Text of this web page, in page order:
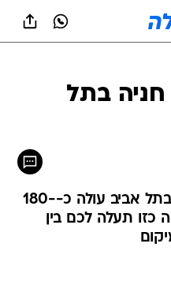
בתל
חניה פרטית באזור מרכזי בתל אביב עולה כ-180-
כזו תעלה לכם בין